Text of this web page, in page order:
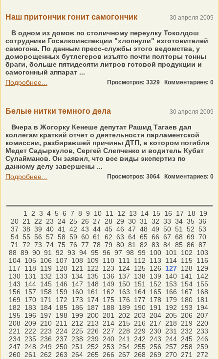
Наш притончик гонит самогончик 30 апреля 2009
В одном из домов по столичному переулку Токолдош
сотрудники Госалкоинспекции "хлопнули" изготовителей
самогона. По данным пресс-службы этого ведомства, у
доморощенных бутлегеров изъято почти полторы тонны
браги, больше пятидесяти литров готовой продукции и
самогонный аппарат ...
Подробнее...
Просмотров: 3329 Комментариев: 0
Белые нитки темного дела 30 апреля 2009
Вчера в Жогорку Кенеше депутат Рашид Тагаев дал
коллегам краткий отчет о деятельности парламентской
комиссии, разбиравшей причины ДТП, в котором погибли
Медет Садыркулов, Сергей Слепченко и водитель Кубат
Сулайманов. Он заявил, что все виды экспертиз по
данному делу завершены ...
Подробнее...
Просмотров: 3064 Комментариев: 0
1 2 3 4 5 6 7 8 9 10 11 12 13 14 15 16 17 18
19
20 21 22 23 24 25 26 27 28 29 30 31 32 33 34 35 36
37 38 39 40 41 42 43 44 45 46 47 48 49 50 51 52 53
54 55 56 57 58 59 60 61 62 63 64 65 66 67 68 69 70
71
72 73 74 75 76 77 78 79 80 81 82 83 84 85 86 87
88 89 90 91 92 93 94 95 96 97 98 99 100 101 102
103
104 105 106 107 108 109 110 111 112 113 114 115
116
117
118 119 120 121 122 123 124 125 126 127 128
129
130 131 132 133 134 135 136 137 138 139 140 141
142
143
144 145 146 147 148 149 150 151 152 153 154 155
156
157 158 159 160 161 162 163 164 165 166 167
168
169
170 171 172 173 174 175 176 177 178 179 180 181
182
183 184 185 186 187 188 189 190 191 192 193
194
195
196 197 198 199 200 201 202 203 204 205 206
207
208
209 210 211 212 213 214 215 216 217 218 219
220
221
222 223 224 225 226 227 228 229 230 231 232
233
234 235 236 237 238 239 240 241 242 243 244 245
246
247
248 249 250 251 252 253 254 255 256 257 258
259
260 261 262 263 264 265 266 267 268 269 270 271
272